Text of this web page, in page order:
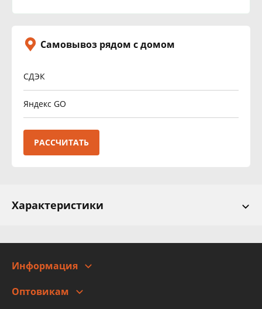
Самовывоз рядом с домом
СДЭК
Яндекс GO
РАССЧИТАТЬ
Характеристики
Информация
Адреса
Оптовикам